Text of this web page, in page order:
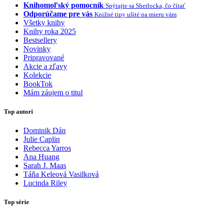
Knihomoľský pomocník Spýtajte sa Sherlocka, čo čítať
Odporúčame pre vás Knižné tipy ušité na mieru vám
Všetky knihy
Knihy roka 2025
Bestsellery
Novinky
Pripravované
Akcie a zľavy
Kolekcie
BookTok
Mám záujem o titul
Top autori
Dominik Dán
Julie Caplin
Rebecca Yarros
Ana Huang
Sarah J. Maas
Táňa Keleová Vasilková
Lucinda Riley
Top série